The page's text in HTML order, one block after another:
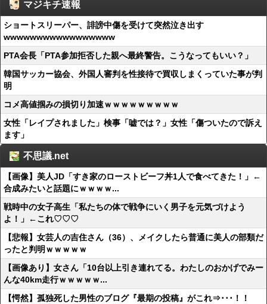
マジキチ速報
ショートスリーパー、誹謗中傷を受けて突然泣き出す
wwwwwwwwwwwwwwwww
PTA会長「PTA参加拒否した親へ最終警告。こうなってもいい？」
韓国サッカー協会、外国人審判を性接待で買収しまくっていた事が判
明
コメ高値掴みの損切り加速ｗｗｗｗｗｗｗｗｗ
女性「レイプされました」検事「嘘では？」女性「傷ついたので訴え
ます」
不思議.net
【画像】美人JD「すき家のローストビーフ丼1人で食べてきた！」←
合成みたいと話題にｗｗｗｗ...
戦時中の女子高生「私たちの体で戦争にいく男子を元気づけよう
よ！」←これ♡♡♡
【悲報】女芸人の吉住さん（36）、メイクしたら普通に美人の部類だ
ったと判明ｗｗｗｗｗ
【画像あり】女さん「10台以上引き連れてる。わたしのおかげでみー
んな40km走行ｗｗｗｗｗ...
【愕然】孤独死した男性のブログ『最期の投稿』がこれ⇒･･･！！